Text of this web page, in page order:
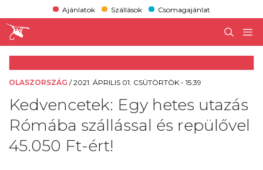
Ajánlatok Szállások Csomagajánlat
OLASZORSZÁG /2021. ÁPRILIS 01. CSÜTÖRTÖK - 15:39
Kedvencetek: Egy hetes utazás
Rómába szállással és repülővel
45.050 Ft-ért!